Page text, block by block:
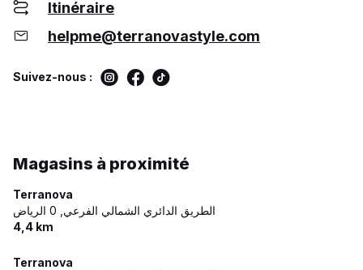
Itinéraire
helpme@terranovastyle.com
Suivez-nous :
Magasins à proximité
Terranova
الطريق الدائري الشمالي الفرعي, 0 الرياض
4,4 km
Terranova